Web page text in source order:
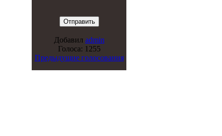
Добавил admin
Голоса: 1255
Предыдущие голосования